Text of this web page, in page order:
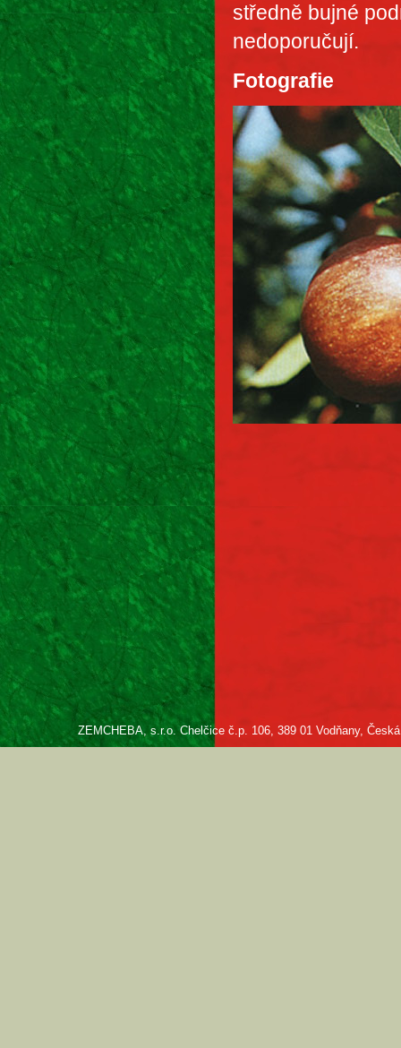
středně bujné
nedoporučují.
Fotografie
ZEMCHEBA, s.r.o. Chelčice č.p. 106, 389 01 Vodňany,